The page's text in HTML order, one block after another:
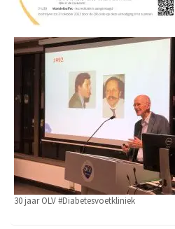
30 jaar OLV #Diabetesvoetkliniek